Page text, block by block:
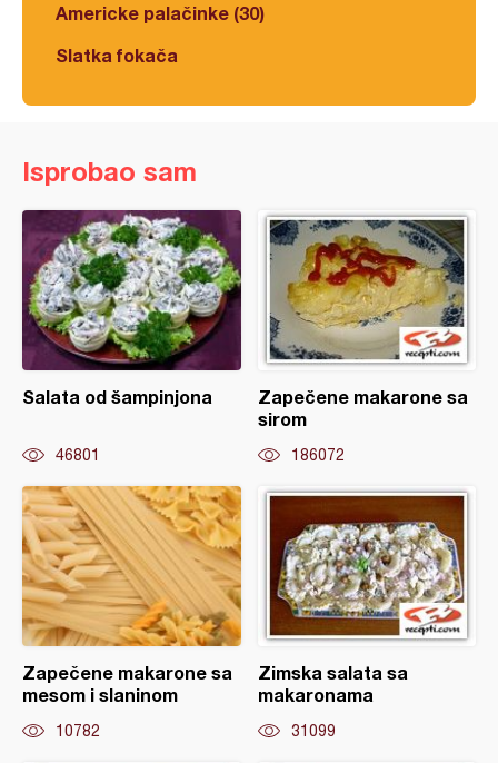
Americke palačinke (30)
Slatka fokača
Isprobao sam
Salata od šampinjona
46801
Zapečene makarone sa
sirom
186072
Zapečene makarone sa
mesom i slaninom
10782
Zimska salata sa
makaronama
31099